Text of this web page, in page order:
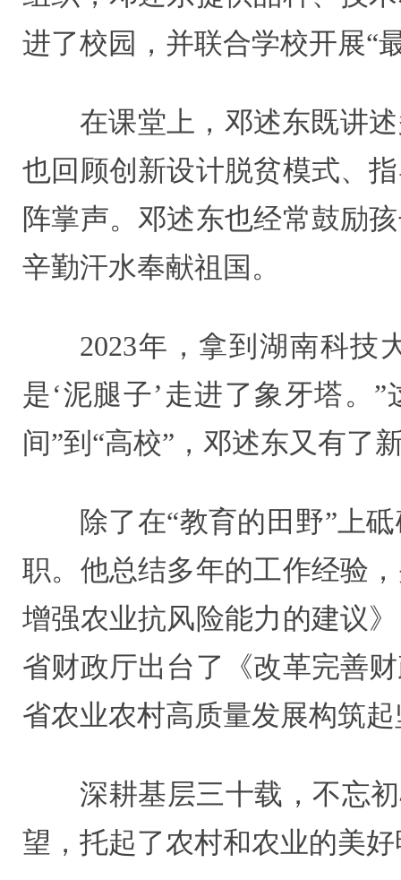
进了校园，并联合学校开展“
在课堂上，邓述东既讲
也回顾创新设计脱贫模式、
阵掌声。邓述东也经常鼓励
辛勤汗水奉献祖国。
2023年，拿到湖南科技
是‘泥腿子’走进了象牙塔。
间”到“高校”，邓述东又有了
除了在“教育的田野”上
职。他总结多年的工作经验
增强农业抗风险能力的建议
省财政厅出台了《改革完善
省农业农村高质量发展构筑
深耕基层三十载，不忘
望，托起了农村和农业的美